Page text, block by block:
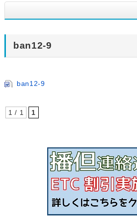
ban12-9
ban12-9
1 / 1 1